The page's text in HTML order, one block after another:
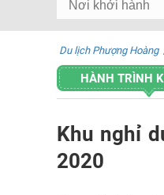
Du lịch Phượng Hoàng
HÀNH TRÌNH
Khu nghỉ
2020